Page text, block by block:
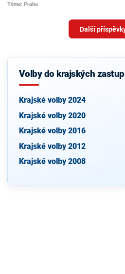
Téma: Praha
Další
Volby do krajských
Krajské volby 2024
Krajské volby 2020
Krajské volby 2016
Krajské volby 2012
Krajské volby 2008